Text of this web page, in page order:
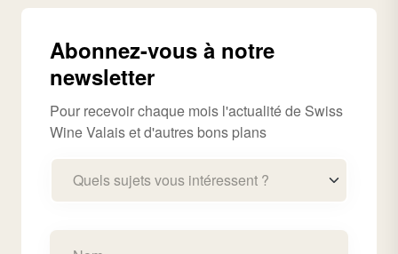
Abonnez-vous à notre
newsletter
Pour recevoir chaque mois l'actualité de Swiss
Wine Valais et d'autres bons plans
Quels sujets vous intéressent ?